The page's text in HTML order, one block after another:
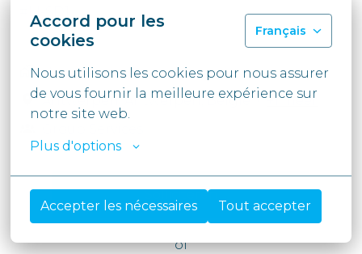
Accord pour les
cookies
Français
Nous utilisons les cookies pour nous assurer
de vous fournir la meilleure expérience sur
notre site web.
Plus d'options
Accepter les nécessaires Tout accepter
#LI-SD1
Hybride
Antwerpen , Antwerpen , België • +1 meer
Solliciteren
of